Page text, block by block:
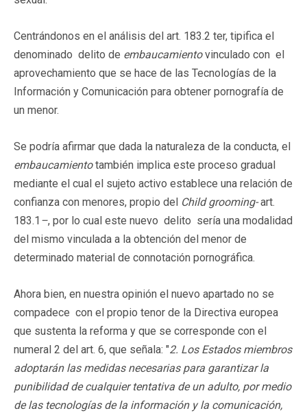
Centrándonos en el análisis del art. 183.2 ter, tipifica el
denominado delito de embaucamientovinculado con el
aprovechamiento que se hace de las Tecnologías de la
Información y Comunicación para obtener pornografía de
un menor.
Se podría afirmar que dada la naturaleza de la conducta, el
embaucamientotambién implica este proceso gradual
mediante el cual el sujeto activo establece una relación de
confianza con menores, propio del Child grooming-art.
183.1 –, por lo cual este nuevo delito sería una modalidad
del mismo vinculada a la obtención del menor de
determinado material de connotación pornográfica.
Ahora bien, en nuestra opinión el nuevo apartado no se
compadece con el propio tenor de la Directiva europea
que sustenta la reforma y que se corresponde con el
numeral 2 del art. 6, que señala: "2. Los Estados miembros
adoptarán las medidas necesarias para garantizar la
punibilidad de cualquier tentativa de un adulto, por medio
de las tecnologías de la información y la comunicación,